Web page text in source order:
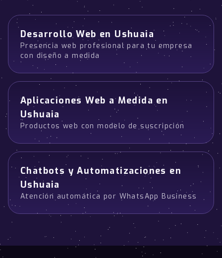
Desarrollo Web en Ushuaia
Presencia web profesional para tu empresa
con diseño a medida
Aplicaciones Web a Medida en
Ushuaia
Productos web con modelo de suscripción
Chatbots y Automatizaciones en
Ushuaia
Atención automática por WhatsApp Business